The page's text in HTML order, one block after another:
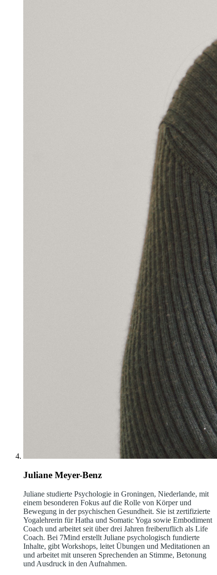
Juliane Meyer-Benz
Juliane studierte Psychologie in Groningen, Niederlande, mit
einem besonderen Fokus auf die Rolle von Körper und
Bewegung in der psychischen Gesundheit. Sie ist zertifizierte
Yogalehrerin für Hatha und Somatic Yoga sowie Embodiment
Coach und arbeitet seit über drei Jahren freiberuflich als Life
Coach. Bei 7Mind erstellt Juliane psychologisch fundierte
Inhalte, gibt Workshops, leitet Übungen und Meditationen an
und arbeitet mit unseren Sprechenden an Stimme, Betonung
und Ausdruck in den Aufnahmen.